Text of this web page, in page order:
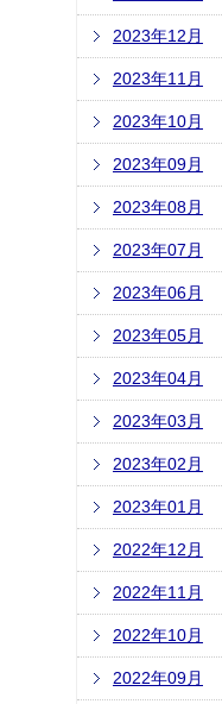
2023年12月
2023年11月
2023年10月
2023年09月
2023年08月
2023年07月
2023年06月
2023年05月
2023年04月
2023年03月
2023年02月
2023年01月
2022年12月
2022年11月
2022年10月
2022年09月